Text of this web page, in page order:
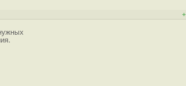
+